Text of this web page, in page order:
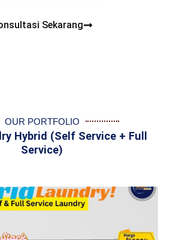
Sekarang
OUR PORTFOLIO
Hybrid (Self Service + Full
Service)